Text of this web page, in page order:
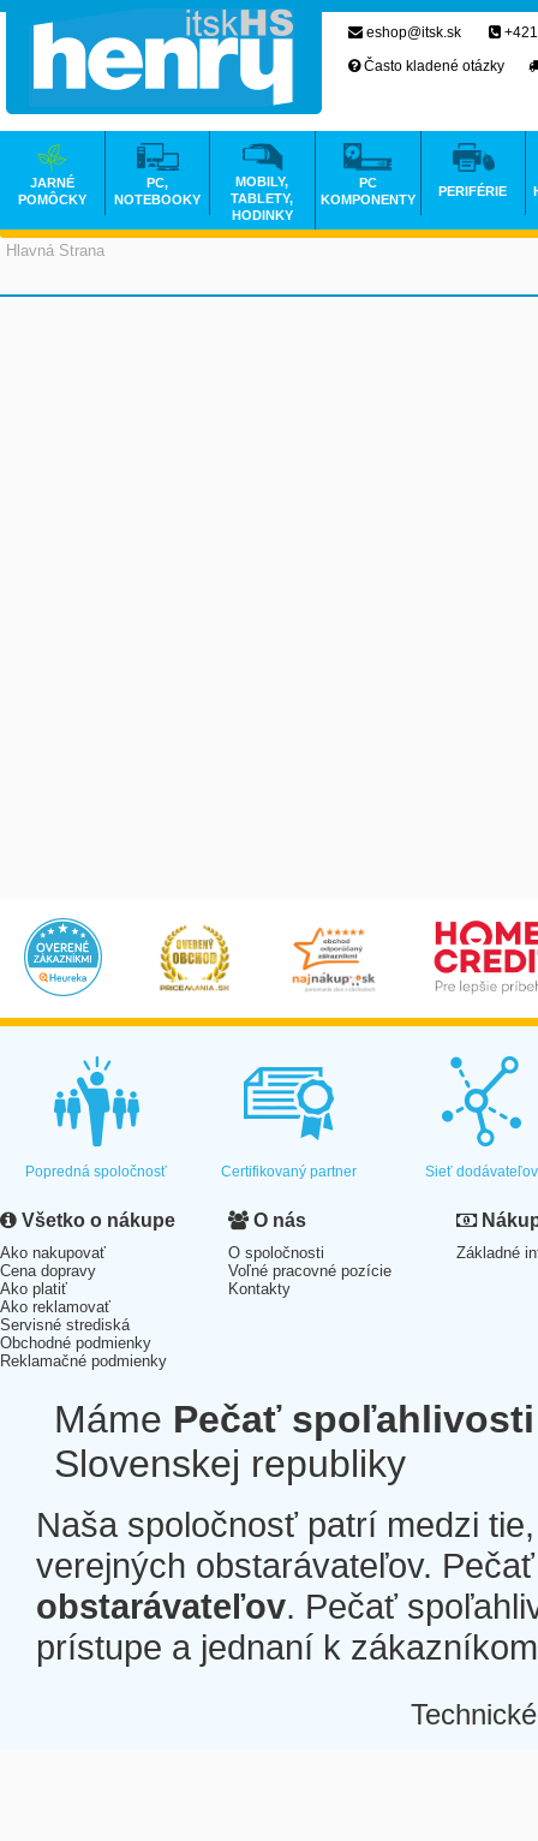
Hlavná Strana
eshop@itsk.sk
Často kladené otázky
JARNÉ
POMÔCKY
PC,
NOTEBOOKY
MOBILY,
TABLETY,
HODINKY
PC
KOMPONENTY
PERIFÉRIE
Popredná spoločnosť Certifikovaný partner Sieť dodávateľov
Všetko o nákupe
Ako nakupovať
Cena dopravy
Ako platiť
Ako reklamovať
Servisné strediská
Obchodné podmienky
Reklamačné podmienky
O nás
O spoločnosti
Voľné pracovné pozície
Kontakty
Základné
Máme Pečať spoľahlivosti
Slovenskej republiky
Naša spoločnosť patrí medzi
verejných obstarávateľov.
obstarávateľov. Pečať
prístupe a jednaní k